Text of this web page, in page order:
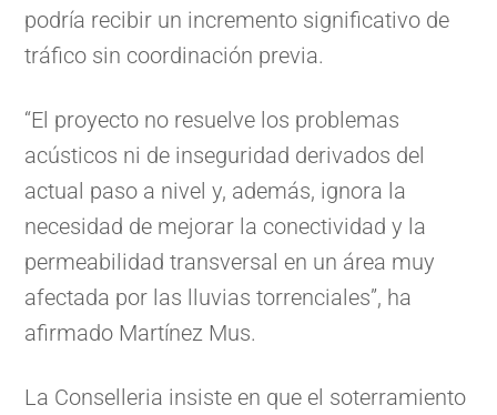
podría recibir un incremento significativo de
tráfico sin coordinación previa.
“El proyecto no resuelve los problemas
acústicos ni de inseguridad derivados del
actual paso a nivel y, además, ignora la
necesidad de mejorar la conectividad y la
permeabilidad transversal en un área muy
afectada por las lluvias torrenciales”, ha
afirmado Martínez Mus.
La Conselleria insiste en que el soterramiento